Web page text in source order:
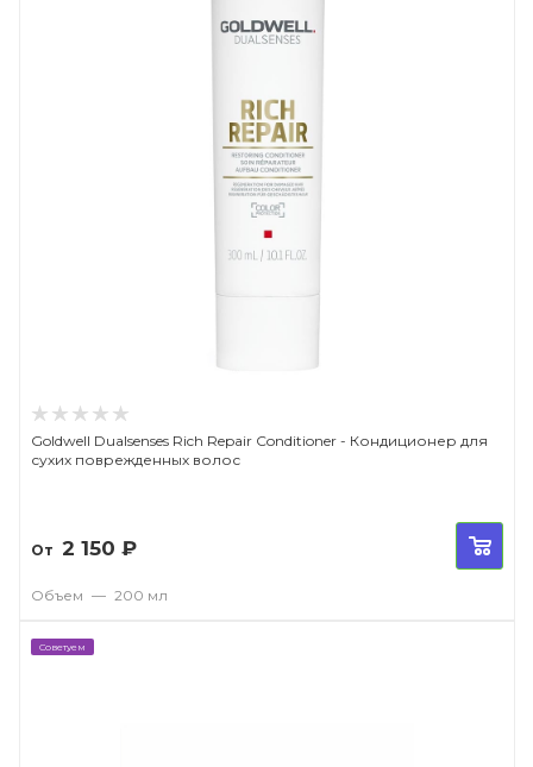
Goldwell Dualsenses Rich Repair Conditioner - Кондиционер для
сухих поврежденных волос
От 2 150 ₽
Объем — 200 мл
Советуем